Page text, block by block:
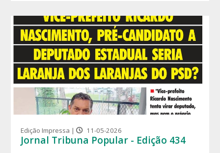
Edição Impressa | 11-05-2026
Jornal Tribuna Popular - Edição 434